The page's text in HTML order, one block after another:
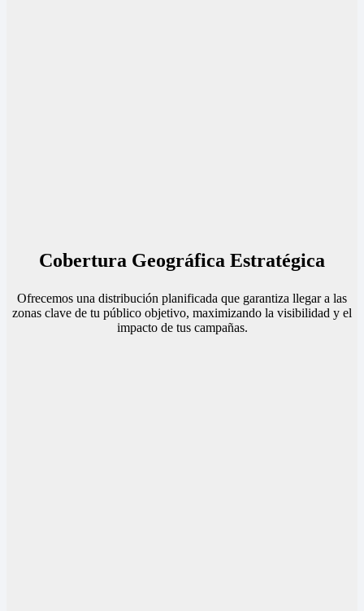
Cobertura Geográfica Estratégica
Ofrecemos una distribución planificada que garantiza llegar a las
zonas clave de tu público objetivo, maximizando la visibilidad y el
impacto de tus campañas.